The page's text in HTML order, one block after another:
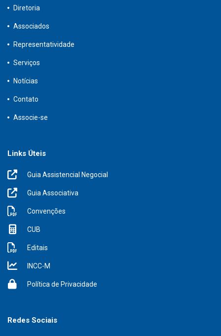
Diretoria
Associados
Representatividade
Serviços
Notícias
Contato
Associe-se
Links Úteis
Guia Assistencial Negocial
Guia Associativa
Convenções
CUB
Editais
INCC-M
Política de Privacidade
Redes Sociais